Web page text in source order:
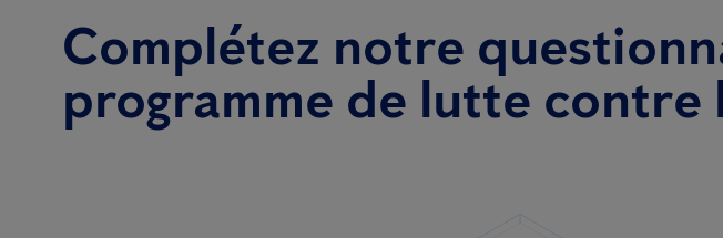
Complétez notre
programme de lutte contre